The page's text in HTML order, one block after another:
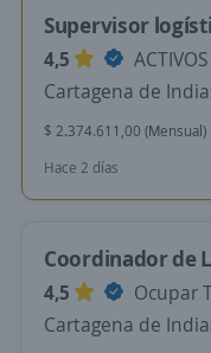
Supervisor
4,5
Cartagena de
$ 2.374.611,00 (Mensual)
Hace 2 días
Coordinador de
4,5
Ocupar
Cartagena de